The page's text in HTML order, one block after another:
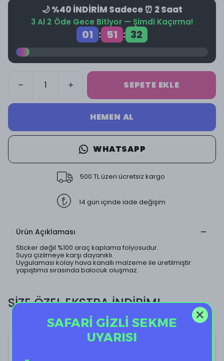
🌙 %40 İNDİRİM Sadece ⏰ 2 Saat
3 Al 2 Öde Gece Bitiyor — Şimdi Kaçırma!
01 : 51 : 32
SEPETE EKLE
HEMEN AL
WHATSAPP
500 TL üzeri ücretsiz kargo
14 gün içinde iade değişim
Ürün Açıklaması
Sticker değil %100 araç kaplama folyosudur.
Suya çizilmeye karşı dayanıklı.
Uygulaması kolay hava kanallı malzeme ile üretilmiştir
yapıştıma sırasında balocuk oluşmaz.
SİZE ÖZEL EKSTRA İNDİRİM!
SAFARİ GİZLİ SEKME
UYARISI